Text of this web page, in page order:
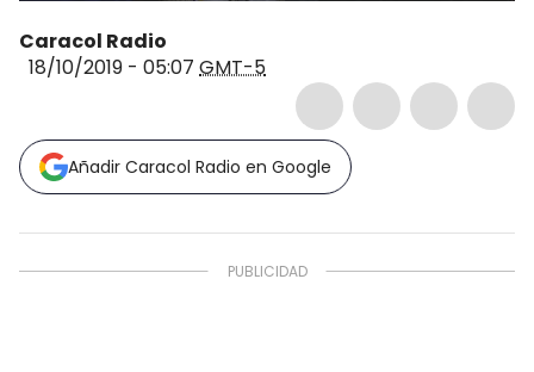
Caracol Radio
18/10/2019 - 05:07 GMT-5
Añadir Caracol Radio en Google